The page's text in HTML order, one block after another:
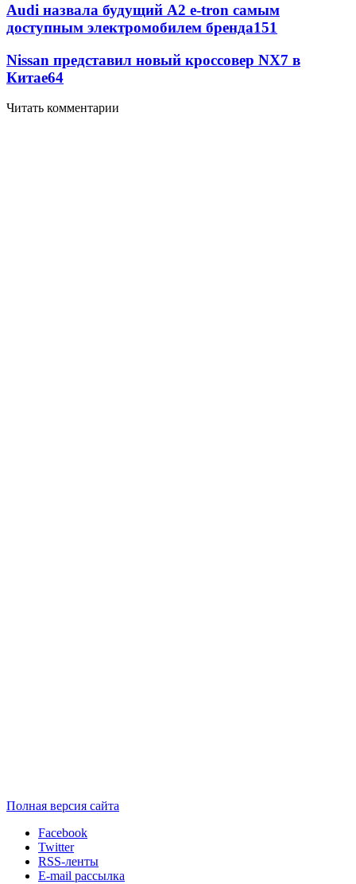
Audi назвала будущий A2 e-tron самым
доступным электромобилем бренда151
Nissan представил новый кроссовер NX7 в
Китае64
Читать комментарии
Полная версия сайта
Facebook
Twitter
RSS-ленты
E-mail рассылка